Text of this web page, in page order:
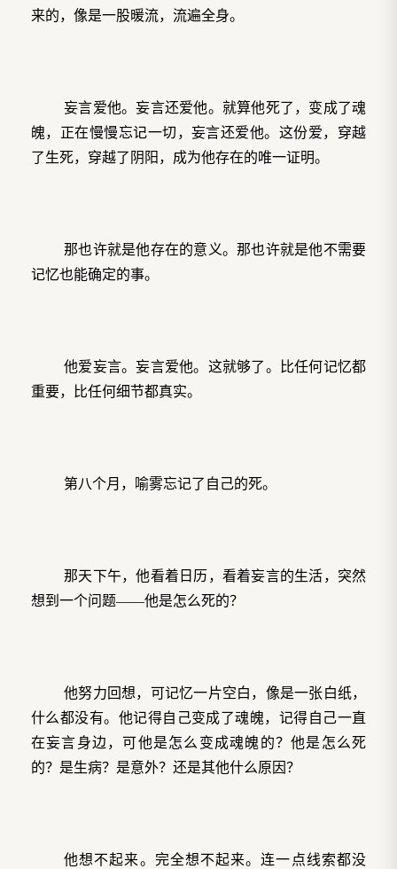
来的，像是一股暖流，流遍全身。
妄言爱他。妄言还爱他。就算他死了，变成了魂
魄，正在慢慢忘记一切，妄言还爱他。这份爱，穿越
了生死，穿越了阴阳，成为他存在的唯一证明。
那也许就是他存在的意义。那也许就是他不需要
记忆也能确定的事。
他爱妄言。妄言爱他。这就够了。比任何记忆都
重要，比任何细节都真实。
第八个月，喻雾忘记了自己的死。
那天下午，他看着日历，看着妄言的生活，突然
想到一个问题——他是怎么死的？
他努力回想，可记忆一片空白，像是一张白纸，
什么都没有。他记得自己变成了魂魄，记得自己一直
在妄言身边，可他是怎么变成魂魄的？他是怎么死
的？是生病？是意外？还是其他什么原因？
他想不起来。完全想不起来。连一点线索都没